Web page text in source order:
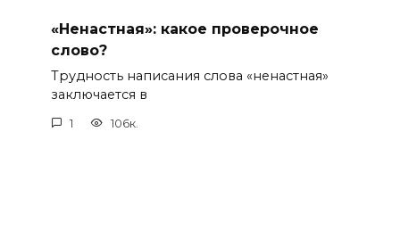
«Ненастная»: какое проверочное
слово?
Трудность написания слова «ненастная»
заключается в
1 106к.